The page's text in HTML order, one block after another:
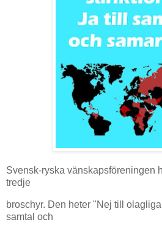
Svensk-ryska vänskapsföreningen
tredje
broschyr. Den heter "Nej till olagliga
samtal och